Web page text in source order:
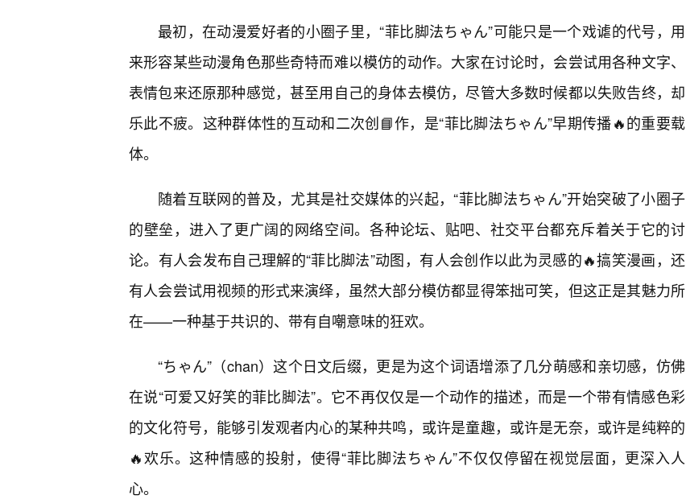
最初，在动漫爱好者的小圈子里，“菲比脚法ちゃん”可能只是一个戏谑的代号，用
来形容某些动漫角色那些奇特而难以模仿的动作。大家在讨论时，会尝试用各种文字、
表情包来还原那种感觉，甚至用自己的身体去模仿，尽管大多数时候都以失败告终，却
乐此不疲。这种群体性的互动和二次创📘作，是“菲比脚法ちゃん”早期传播🔥的重要载
体。
随着互联网的普及，尤其是社交媒体的兴起，“菲比脚法ちゃん”开始突破了小圈子
的壁垒，进入了更广阔的网络空间。各种论坛、贴吧、社交平台都充斥着关于它的讨
论。有人会发布自己理解的“菲比脚法”动图，有人会创作以此为灵感的🔥搞笑漫画，还
有人会尝试用视频的形式来演绎，虽然大部分模仿都显得笨拙可笑，但这正是其魅力所
在——一种基于共识的、带有自嘲意味的狂欢。
“ちゃん”（chan）这个日文后缀，更是为这个词语增添了几分萌感和亲切感，仿佛
在说“可爱又好笑的菲比脚法”。它不再仅仅是一个动作的描述，而是一个带有情感色彩
的文化符号，能够引发观者内心的某种共鸣，或许是童趣，或许是无奈，或许是纯粹的
🔥欢乐。这种情感的投射，使得“菲比脚法ちゃん”不仅仅停留在视觉层面，更深入人
心。